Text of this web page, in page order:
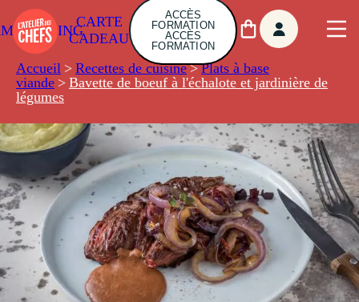
CARTE
CADEAU
ACCÈS
FORMATION
ACCÈS
FORMATION
Accueil > Recettes de cuisine > Plats à base
viande > Bavette de boeuf à l'échalote et jardinière de
légumes